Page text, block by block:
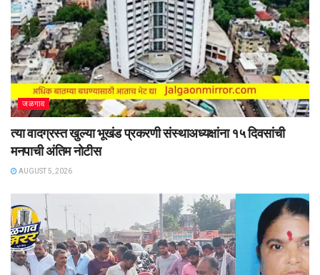
जळगाव
त्या वादग्रस्त खुल्या भूखंड प्रकरणी संस्थाअध्यक्षांना १५ दिवसांची
मनपाची अंतिम नोटीस
AUGUST 5, 2026